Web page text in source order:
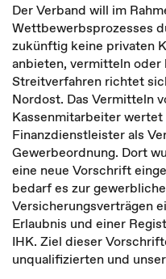
Der Verband will im
Wettbewerbsprozesses
zukünftig keine privaten
anbieten, vermitteln oder
Streitverfahren richtet
Nordost. Das Vermitteln
Kassenmitarbeiter
Finanzdienstleister als
Gewerbeordnung. Dort
eine neue Vorschrift
bedarf es zur
Versicherungsverträgen
Erlaubnis und einer
IHK. Ziel dieser
unqualifizierten und